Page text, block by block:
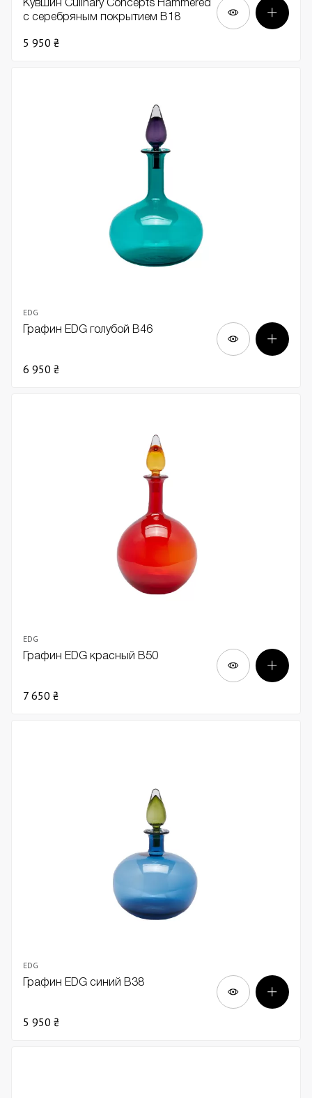
Кувшин Culinary Concepts Hammered
с серебряным покрытием В18
5 950 ₴
EDG
Графин EDG голубой В46
6 950 ₴
EDG
Графин EDG красный В50
7 650 ₴
EDG
Графин EDG синий В38
5 950 ₴